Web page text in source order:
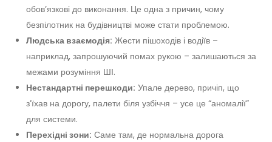
обов’язкові до виконання. Це одна з причин, чому
безпілотник на будівництві може стати проблемою.
Людська взаємодія: Жести пішоходів і водіїв –
наприклад, запрошуючий помах рукою – залишаються за
межами розуміння ШІ.
Нестандартні перешкоди: Упале дерево, причіп, що
з’їхав на дорогу, палети біля узбіччя – усе це “аномалії”
для системи.
Перехідні зони: Саме там, де нормальна дорога